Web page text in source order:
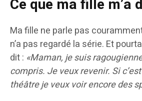
Ce que ma fille m’a
Ma fille ne parle pas
n’a pas regardé la série. Et
dit : «Maman, je suis
compris. Je veux revenir. Si
théâtre je veux voir encore des